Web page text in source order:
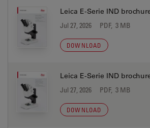
Leica E-Serie IND
Jul 27, 2026 PDF, 3 MB
DOWNLOAD
Leica E-Serie IND
Jul 27, 2026 PDF, 3 MB
DOWNLOAD